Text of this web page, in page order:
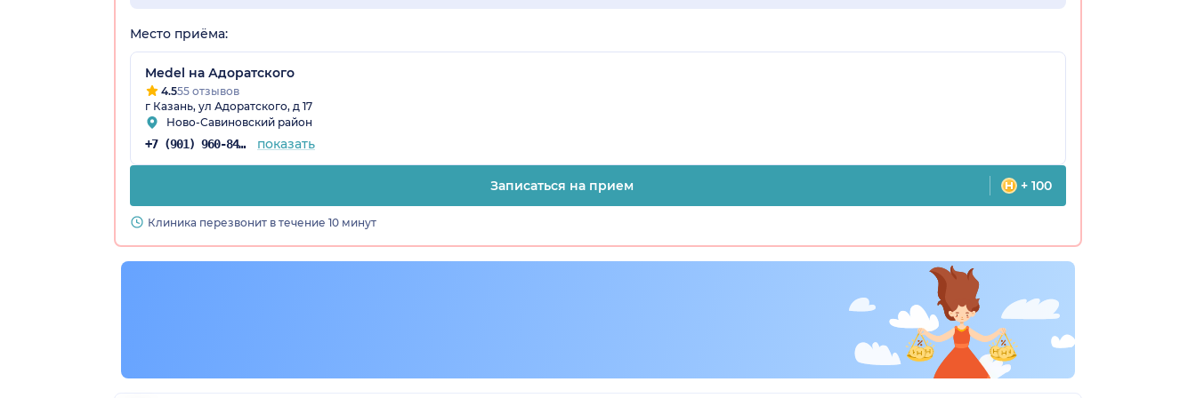
Место приёма:
Medel на Адоратского
4.555 отзывов
г Казань, ул Адоратского, д 17
Ново-Савиновский район
+7 (901) 960-84-71 показать
Записаться на прием + 100
Клиника перезвонит в течение 10 минут